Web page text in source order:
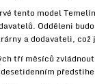
tento model
Odděleni
a dodavateli, což
tří měsíců